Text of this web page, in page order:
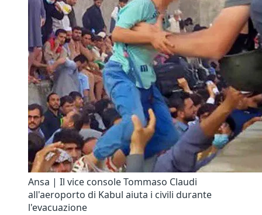
Ansa | Il vice console Tommaso Claudi
all'aeroporto di Kabul aiuta i civili durante
l'evacuazione